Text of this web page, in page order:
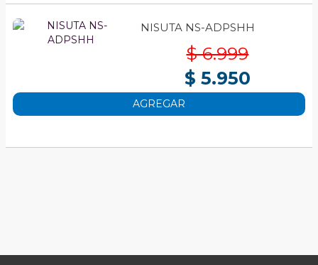
NISUTA NS-ADPSHH
$ 6.999
$ 5.950
AGREGAR